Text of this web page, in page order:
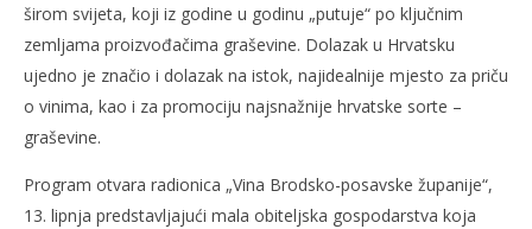
širom svijeta, koji iz godine u godinu „putuje“ po ključnim
zemljama proizvođačima graševine. Dolazak u Hrvatsku
ujedno je značio i dolazak na istok, najidealnije mjesto za priču
o vinima, kao i za promociju najsnažnije hrvatske sorte –
graševine.
Program otvara radionica „Vina Brodsko-posavske županije“,
13. lipnja predstavljajući mala obiteljska gospodarstva koja